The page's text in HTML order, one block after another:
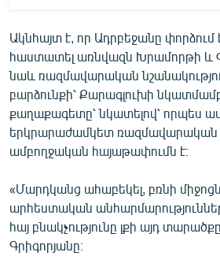
Ակնհայտ է, որ Ադրբեջանը փորձում
հաստատել առնվազն Խրամորթի և
նաև ռազմավարական
բարձունքի՝ Քարագլուխի
քաղաքագետը՝ նկատելով՝ որպես
երկրարաժամկետ
ամբողջական հայաթափումն է։
«Մարդկանց ահաբեկել, բռնի
արհեստական
հայ բնակչությունը լքի այդ
Գրիգորյանը։